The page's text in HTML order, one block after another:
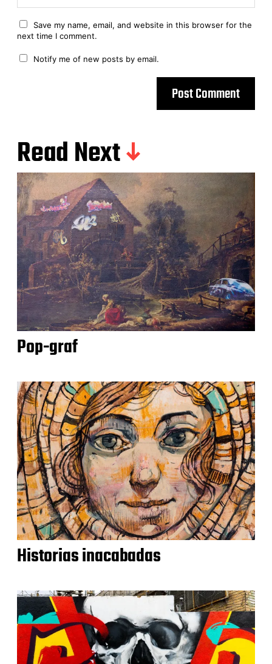
Save my name, email, and website in this browser for the
next time I comment.
Notify me of new posts by email.
Read Next
Pop-graf
Historias inacabadas